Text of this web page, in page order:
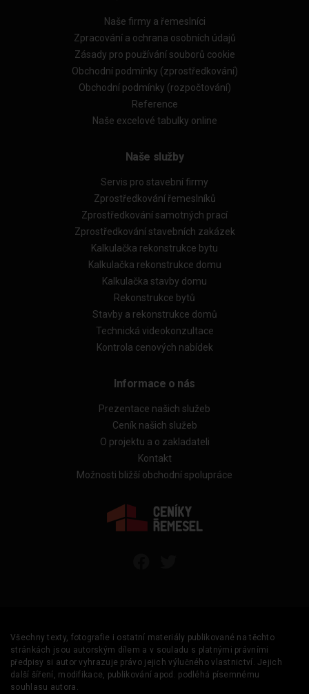
Naše firmy a řemeslníci
Zpracování a ochrana osobních údajů
Zásady pro používání souborů cookie
Obchodní podmínky (zprostředkování)
Obchodní podmínky (rozpočtování)
Reference
Naše excelové tabulky online
Naše služby
Servis pro stavební firmy
Zprostředkování řemeslníků
Zprostředkování samotných prací
Zprostředkování stavebních zakázek
Kalkulačka rekonstrukce bytu
Kalkulačka rekonstrukce domu
Kalkulačka stavby domu
Rekonstrukce bytů
Stavby a rekonstrukce domů
Technická videokonzultace
Kontrola cenových nabídek
Informace o nás
Prezentace našich služeb
Ceník našich služeb
O projektu a o zakladateli
Kontakt
Možnosti bližší obchodní spolupráce
Všechny texty, fotografie i ostatní materiály publikované na těchto
stránkách jsou autorským dílem a v souladu s platnými právními
předpisy si autor vyhrazuje právo jejich výlučného vlastnictví. Jejich
další šíření, modifikace, publikování apod. podléhá písemnému
souhlasu autora.